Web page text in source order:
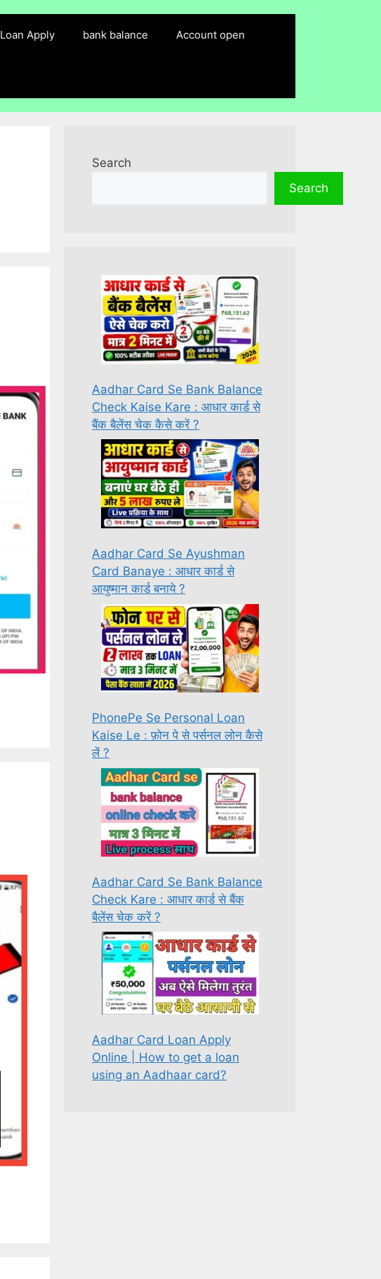
Loan Apply bank balance Account open
Search
Search
Aadhar Card Se Bank Balance
Check Kaise Kare : आधार कार्ड से
बैंक बैलेंस चेक कैसे करें ?
Aadhar Card Se Ayushman
Card Banaye : आधार कार्ड से
आयुष्मान कार्ड बनाये ?
PhonePe Se Personal Loan
Kaise Le : फ़ोन पे से पर्सनल लोन कैसे
लें ?
Aadhar Card Se Bank Balance
Check Kare : आधार कार्ड से बैंक
बैलेंस चेक करें ?
Aadhar Card Loan Apply
Online | How to get a loan
using an Aadhaar card?